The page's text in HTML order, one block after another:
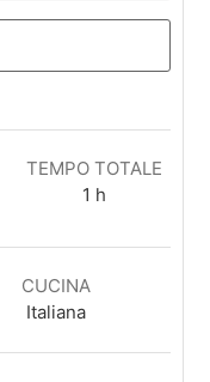
TEMPO TOTALE
1 ora
h
CUCINA
Italiana